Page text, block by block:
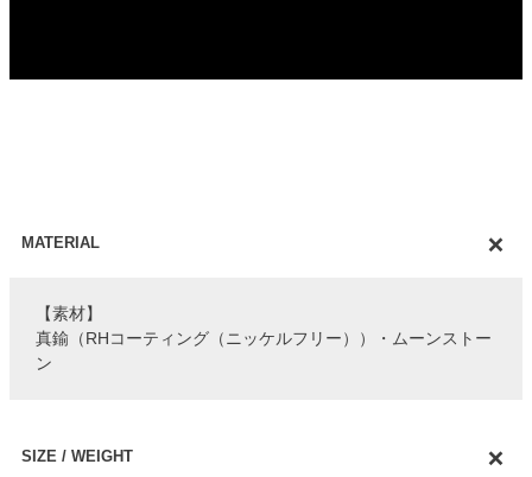
MATERIAL
【素材】
真鍮（RHコーティング（ニッケルフリー））・ムーンストー
ン
SIZE / WEIGHT